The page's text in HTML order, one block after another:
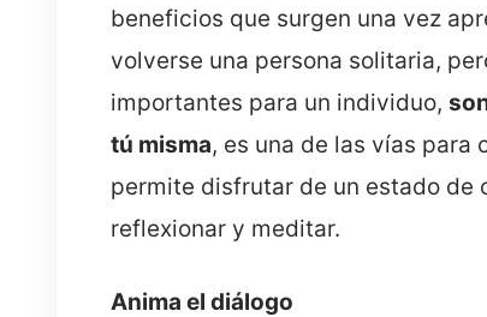
beneficios que surgen una vez
volverse una persona solitaria,
importantes para un individuo,
tú misma, es una de las vías para
permite disfrutar de un estado de
reflexionar y meditar.
Anima el diálogo